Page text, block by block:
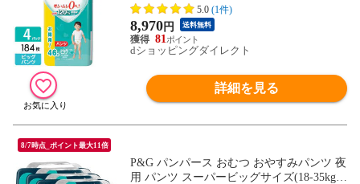
5.0 (1件)
8,970円 送料無料
81
dショッピングダイレクト
詳細を見る
8/7時点_ポイント最大11倍
P&G パンパース おむつ おやすみパンツ 夜
用 パンツ スーパービッグサイズ(18-35kg)